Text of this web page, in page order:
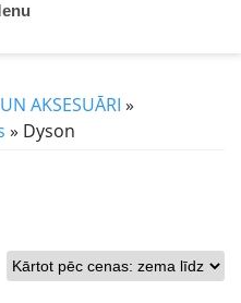
AKSESUĀRI »
» Dyson